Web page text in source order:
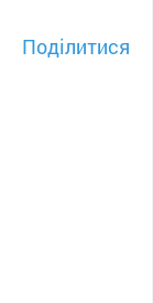
Поділитися